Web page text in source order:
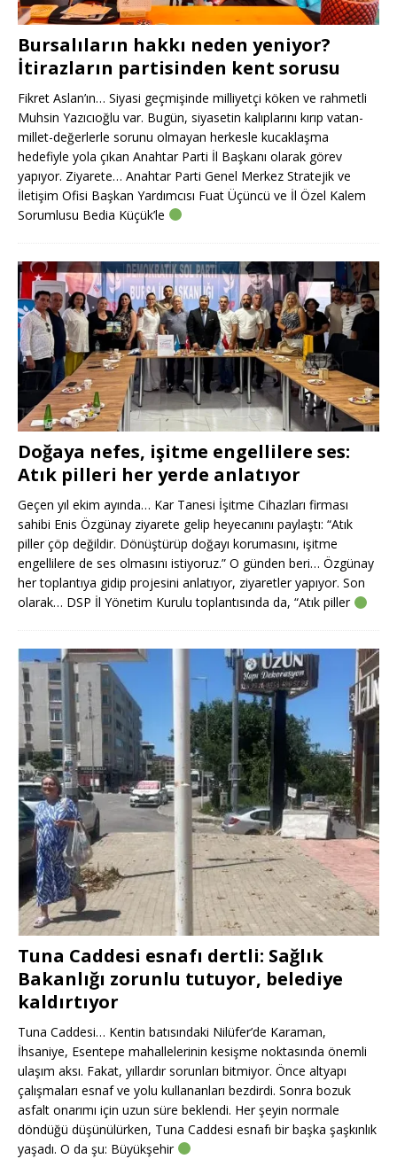
Bursalıların hakkı neden yeniyor?
İtirazların partisinden kent sorusu
Fikret Aslan’ın… Siyasi geçmişinde milliyetçi köken ve rahmetli
Muhsin Yazıcıoğlu var. Bugün, siyasetin kalıplarını kırıp vatan-
millet-değerlerle sorunu olmayan herkesle kucaklaşma
hedefiyle yola çıkan Anahtar Parti İl Başkanı olarak görev
yapıyor. Ziyarete… Anahtar Parti Genel Merkez Stratejik ve
İletişim Ofisi Başkan Yardımcısı Fuat Üçüncü ve İl Özel Kalem
Sorumlusu Bedia Küçük’le
Doğaya nefes, işitme engellilere ses:
Atık pilleri her yerde anlatıyor
Geçen yıl ekim ayında… Kar Tanesi İşitme Cihazları firması
sahibi Enis Özgünay ziyarete gelip heyecanını paylaştı: “Atık
piller çöp değildir. Dönüştürüp doğayı korumasını, işitme
engellilere de ses olmasını istiyoruz.” O günden beri… Özgünay
her toplantıya gidip projesini anlatıyor, ziyaretler yapıyor. Son
olarak… DSP İl Yönetim Kurulu toplantısında da, “Atık piller
Tuna Caddesi esnafı dertli: Sağlık
Bakanlığı zorunlu tutuyor, belediye
kaldırtıyor
Tuna Caddesi… Kentin batısındaki Nilüfer’de Karaman,
İhsaniye, Esentepe mahallelerinin kesişme noktasında önemli
ulaşım aksı. Fakat, yıllardır sorunları bitmiyor. Önce altyapı
çalışmaları esnaf ve yolu kullananları bezdirdi. Sonra bozuk
asfalt onarımı için uzun süre beklendi. Her şeyin normale
döndüğü düşünülürken, Tuna Caddesi esnafı bir başka şaşkınlık
yaşadı. O da şu: Büyükşehir